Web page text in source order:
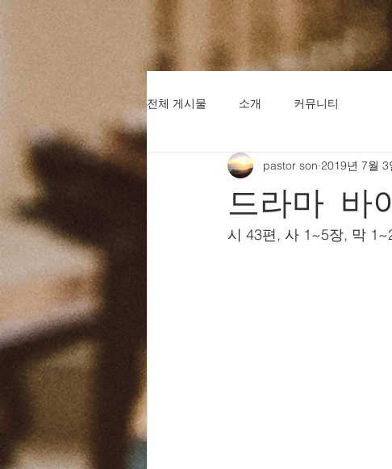
전체 게시물 소개 커뮤니티
드라마
pastor son 2019년 7월 3
시 43편, 사 1~5장, 막